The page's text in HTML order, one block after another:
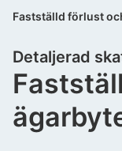
Fastställd förlust
Detaljerad